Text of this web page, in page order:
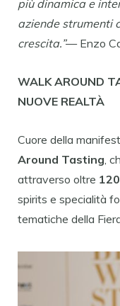
più dinamica e
aziende strumenti
crescita.”— Enzo
WALK AROUND
NUOVE REALTÀ
Cuore della
Around Tasting,
attraverso oltre
spirits e specialità
tematiche della